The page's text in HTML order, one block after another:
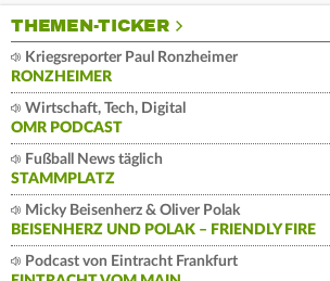
THEMEN-TICKER
Kriegsreporter Paul Ronzheimer
RONZHEIMER
Wirtschaft, Tech, Digital
OMR PODCAST
Fußball News täglich
STAMMPLATZ
Micky Beisenherz & Oliver Polak
BEISENHERZ UND POLAK – FRIENDLY FIRE
Podcast von Eintracht Frankfurt